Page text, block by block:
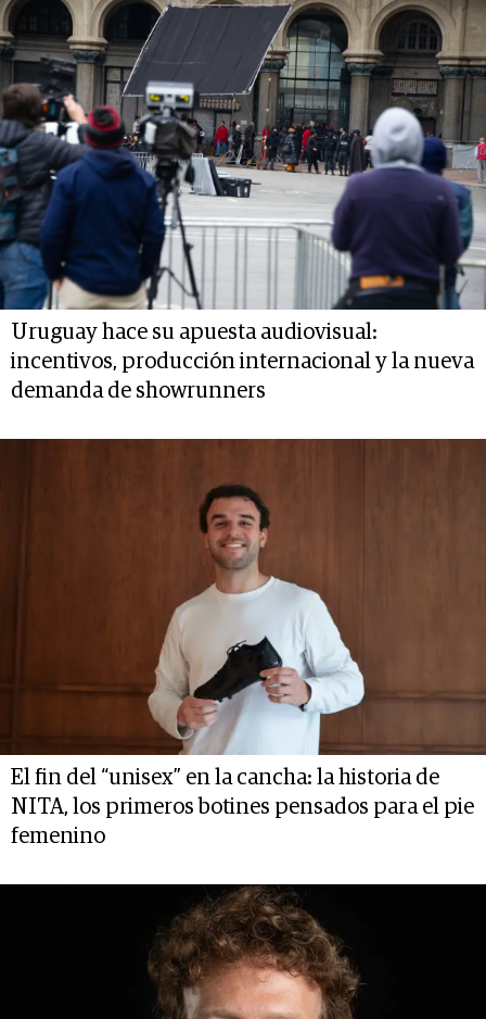
Uruguay hace su apuesta audiovisual:
incentivos, producción internacional y la nueva
demanda de showrunners
El fin del “unisex” en la cancha: la historia de
NITA, los primeros botines pensados para el pie
femenino